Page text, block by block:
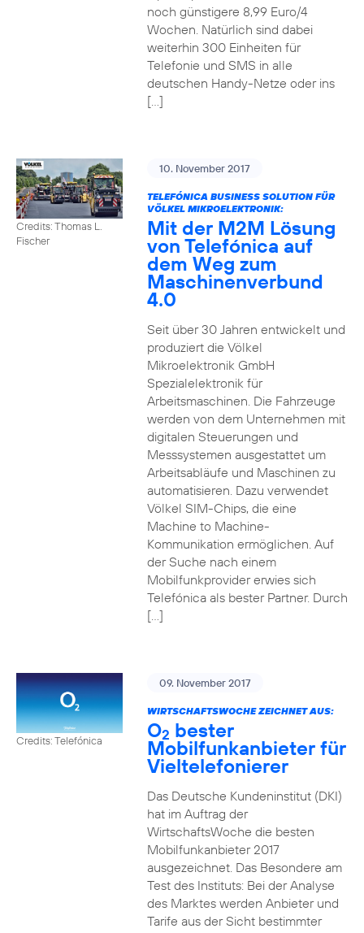
noch günstigere 8,99 Euro/4
Wochen. Natürlich sind dabei
weiterhin 300 Einheiten für
Telefonie und SMS in alle
deutschen Handy-Netze oder ins
[…]
Credits: Thomas L.
Fischer
10. November 2017
TELEFÓNICA BUSINESS SOLUTION FÜR
VÖLKEL MIKROELEKTRONIK:
Mit der M2M Lösung
von Telefónica auf
dem Weg zum
Maschinenverbund
4.0
Seit über 30 Jahren entwickelt und
produziert die Völkel
Mikroelektronik GmbH
Spezialelektronik für
Arbeitsmaschinen. Die Fahrzeuge
werden von dem Unternehmen mit
digitalen Steuerungen und
Messsystemen ausgestattet um
Arbeitsabläufe und Maschinen zu
automatisieren. Dazu verwendet
Völkel SIM-Chips, die eine
Machine to Machine-
Kommunikation ermöglichen. Auf
der Suche nach einem
Mobilfunkprovider erwies sich
Telefónica als bester Partner. Durch
[…]
Credits: Telefónica
09. November 2017
WIRTSCHAFTSWOCHE ZEICHNET AUS:
O2 bester
Mobilfunkanbieter für
Vieltelefonierer
Das Deutsche Kundeninstitut (DKI)
hat im Auftrag der
WirtschaftsWoche die besten
Mobilfunkanbieter 2017
ausgezeichnet. Das Besondere am
Test des Instituts: Bei der Analyse
des Marktes werden Anbieter und
Tarife aus der Sicht bestimmter